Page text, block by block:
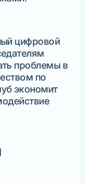
цифровой
проблемы в
по
экономит